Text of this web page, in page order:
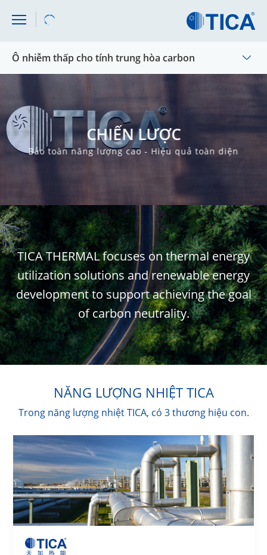
Ô nhiễm thấp cho tính trung hòa carbon
CHIẾN LƯỢC
Bảo toàn năng lượng cao - Hiệu quả toàn diện
TICA THERMAL focuses on thermal energy
utilization solutions and renewable energy
development to support achieving the goal
of carbon neutrality.
NĂNG LƯỢNG NHIỆT TICA
Trong năng lượng nhiệt TICA, có 3 thương hiệu con.